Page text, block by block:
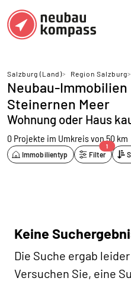
Salzburg (Land)> Region Salzburg>
Neubau-Immobilien
Steinernen Meer
Wohnung oder Haus
0 Projekte im Umkreis von 50 km
Immobilientyp Filter
1
Keine
Die Suche ergab
Versuchen Sie, eine